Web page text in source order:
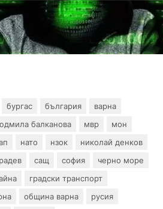
дългогодишен пробив в
информационни системи
бургас българия
варна
балканова мвр
мон
нато нзок
николай денков
сащ софия
черно море
градски транспорт
община варна
русия